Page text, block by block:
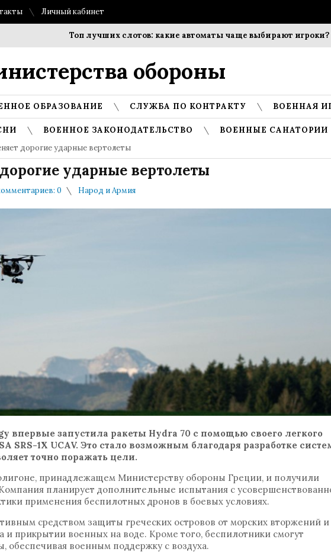
Личный кабинет
Топ лучших слотов: какие автоматы чаще выбирают игроки?
обороны
ОБРАЗОВАНИЕ СЛУЖБА ПО КОНТРАКТУ ВОЕННАЯ
ВОЕННОЕ ЗАКОНОДАТЕЛЬСТВО ВОЕННЫЕ САНАТОРИИ
дорогие ударные вертолеты
ударные вертолеты
0 Народ и Армия
впервые запустила ракеты Hydra 70 с помощью своего легкого
SRS-1X UCAV. Это стало возможным благодаря разработке
точно поражать цели.
принадлежащем Министерству обороны Греции, и получили
планирует дополнительные испытания с
применения беспилотных дронов в боевых условиях.
средством защиты греческих островов от морских вторжений и
и прикрытии военных на воде. Кроме того, беспилотники смогут
обеспечивая военным поддержку с воздуха.